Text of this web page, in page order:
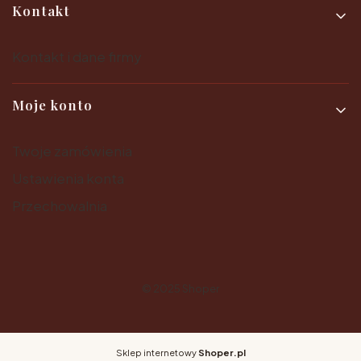
Kontakt
Moje konto
Sklep internetowy Shoper.pl